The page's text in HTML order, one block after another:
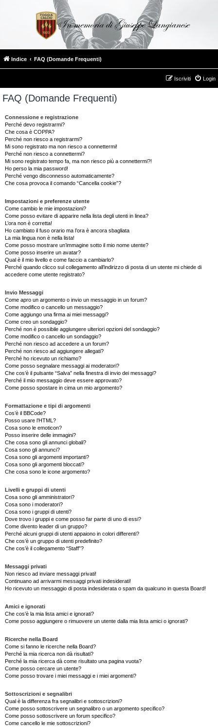
Indice FAQ (Domande Frequenti)
Login
Iscriviti
FAQ (Domande Frequenti)
Connessione e registrazione
Perché devo registrarmi?
Che cosa è COPPA?
Perché non riesco a registrarmi?
Mi sono registrato ma non riesco a connettermi!
Perché non riesco a connettermi?
Mi sono registrato tempo fa, ma non riesco più a connettermi?!
Ho perso la mia password!
Perché vengo disconnesso automaticamente?
Che cosa provoca il comando “Cancella cookie”?
Impostazioni e preferenze utente
Come cambio le mie impostazioni?
Come posso evitare di apparire nella lista degli utenti in linea?
L’ora non è corretta!
Ho cambiato il fuso orario ma l’ora è ancora sbagliata
La mia lingua non è nella lista!
Come posso mostrare un’immagine sotto il mio nome utente?
Come posso inserire un avatar?
Qual è il mio livello e come faccio a cambiarlo?
Perché quando clicco sul collegamento all’indirizzo di posta di un utente mi chiede di
accedere come utente registrato?
Invio Messaggi
Come apro un argomento o invio un messaggio in un forum?
Come modifico o cancello un messaggio?
Come aggiungo una firma ai miei messaggi?
Come creo un sondaggio?
Perché non è possibile aggiungere ulteriori opzioni del sondaggio?
Come modifico o cancello un sondaggio?
Perché non riesco ad accedere a un forum?
Perché non riesco ad aggiungere allegati?
Perché ho ricevuto un richiamo?
Come posso segnalare messaggi ai moderatori?
Che cos’è il pulsante “Salva” nella finestra di invio dei messaggi?
Perché il mio messaggio deve essere approvato?
Come posso spostare in cima un mio argomento?
Formattazione e tipi di argomenti
Cos’è il BBCode?
Posso usare l’HTML?
Cosa sono le emoticon?
Posso inserire delle immagini?
Che cosa sono gli annunci globali?
Cosa sono gli annunci?
Cosa sono gli argomenti importanti?
Cosa sono gli argomenti bloccati?
Che cosa sono le icone argomento?
Livelli e gruppi di utenti
Cosa sono gli amministratori?
Cosa sono i moderatori?
Cosa sono i gruppi di utenti?
Dove trovo i gruppi e come posso far parte di uno di essi?
Come divento leader di un gruppo?
Perché alcuni gruppi di utenti appaiono in colori differenti?
Che cos’è un gruppo di utenti predefinito?
Che cos’è il collegamento “Staff”?
Messaggi privati
Non riesco ad inviare messaggi privati!
Continuano ad arrivarmi messaggi privati indesiderati!
Ho ricevuto un messaggio di posta indesiderata o spam da qualcuno in questa Board!
Amici e ignorati
Che cos’è la mia lista amici e ignorati?
Come posso aggiungere o rimuovere un utente dalla mia lista amici o ignorati?
Ricerche nella Board
Come si fanno le ricerche nella Board?
Perché la mia ricerca non dà risultati?
Perché la mia ricerca dà come risultato una pagina vuota?
Come posso cercare un utente?
Come posso trovare i miei messaggi e i miei argomenti?
Sottoscrizioni e segnalibri
Qual è la differenza fra segnalibri e sottoscrizioni?
Come posso sottoscrivere un segnalibro o un argomento specifico?
Come posso sottoscrivere un forum specifico?
Come cancello le mie sottoscrizioni?